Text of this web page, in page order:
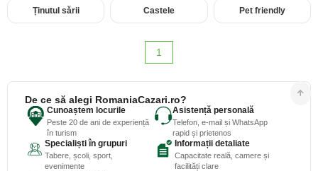
Ținutul sării Castele Pet friendly
1
De ce să alegi RomaniaCazari.ro?
Cunoaștem locurile
Peste 20 de ani de experiență
în turism
Asistență personală
Telefon, e-mail și WhatsApp
rapid și prietenos
Specialiști în grupuri
Tabere, școli, sport,
evenimente
Informații detaliate
Capacitate reală, camere și
facilități clare